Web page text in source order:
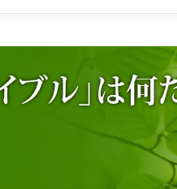
ル」は何